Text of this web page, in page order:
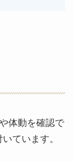
体動を確認で
ています。